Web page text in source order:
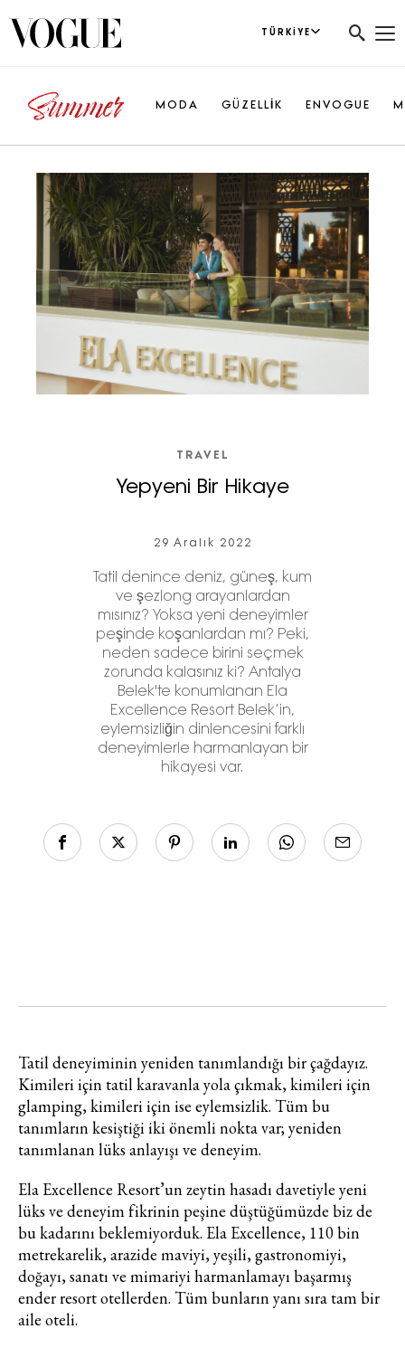
TÜRKIYE
MODA GÜZELLİK ENVOGUE
TRAVEL
Yepyeni Bir Hikaye
29 Aralık 2022
Tatil denince deniz, güneş, kum
ve şezlong arayanlardan
mısınız? Yoksa yeni deneyimler
peşinde koşanlardan mı? Peki,
neden sadece birini seçmek
zorunda kalasınız ki? Antalya
Belek'te konumlanan Ela
Excellence Resort Belek’in,
eylemsizliğin dinlencesini farklı
deneyimlerle harmanlayan bir
hikayesi var.
Tatil deneyiminin yeniden tanımlandığı bir çağdayız.
Kimileri için tatil karavanla yola çıkmak, kimileri için
glamping, kimileri için ise eylemsizlik. Tüm bu
tanımların kesiştiği iki önemli nokta var; yeniden
tanımlanan lüks anlayışı ve deneyim.
Ela Excellence Resort’un zeytin hasadı davetiyle yeni
lüks ve deneyim fikrinin peşine düştüğümüzde biz de
bu kadarını beklemiyorduk. Ela Excellence, 110 bin
metrekarelik, arazide maviyi, yeşili, gastronomiyi,
doğayı, sanatı ve mimariyi harmanlamayı başarmış
ender resort otellerden. Tüm bunların yanı sıra tam bir
aile oteli.